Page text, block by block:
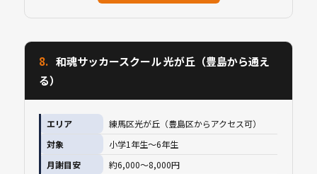
8. 和魂サッカースクール 光が丘（豊島から通え
る）
エリア
練馬区光が丘（豊島区からアクセス可）
対象
小学1年生〜6年生
月謝目安
約6,000〜8,000円